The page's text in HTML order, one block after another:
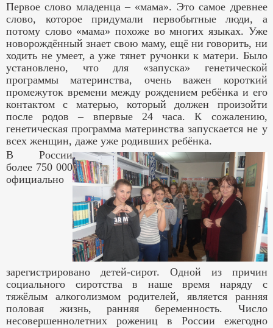
Первое слово младенца – «мама». Это самое древнее
слово, которое придумали первобытные люди, а
потому слово «мама» похоже во многих языках. Уже
новорождённый знает свою маму, ещё ни говорить, ни
ходить не умеет, а уже тянет ручонки к матери. Было
установлено, что для «запуска» генетической
программы материнства, очень важен короткий
промежуток времени между рождением ребёнка и его
контактом с матерью, который должен произойти
после родов – впервые 24 часа. К сожалению,
генетическая программа материнства запускается не у
всех женщин, даже уже родивших ребёнка.
В России
более 750 000
официально
зарегистрировано детей-сирот. Одной из причин
социального сиротства в наше время наряду с
тяжёлым алкоголизмом родителей, является ранняя
половая жизнь, ранняя беременность. Число
несовершеннолетних рожениц в России ежегодно